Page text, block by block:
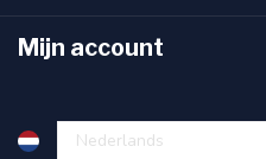
Mijn account